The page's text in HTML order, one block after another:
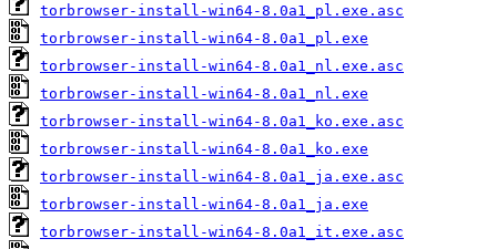
torbrowser-install-win64-8.0a1_pl.exe.asc
torbrowser-install-win64-8.0a1_pl.exe
torbrowser-install-win64-8.0a1_nl.exe.asc
torbrowser-install-win64-8.0a1_nl.exe
torbrowser-install-win64-8.0a1_ko.exe.asc
torbrowser-install-win64-8.0a1_ko.exe
torbrowser-install-win64-8.0a1_ja.exe.asc
torbrowser-install-win64-8.0a1_ja.exe
torbrowser-install-win64-8.0a1_it.exe.asc